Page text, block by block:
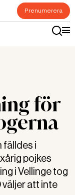
Prenumerera
för
fälldes i
pojkes
i Vellinge tog
att inte